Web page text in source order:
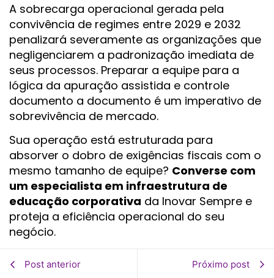
A sobrecarga operacional gerada pela
convivência de regimes entre 2029 e 2032
penalizará severamente as organizações que
negligenciarem a padronização imediata de
seus processos. Preparar a equipe para a
lógica da apuração assistida e controle
documento a documento é um imperativo de
sobrevivência de mercado.
Sua operação está estruturada para
absorver o dobro de exigências fiscais com o
mesmo tamanho de equipe? Converse com
um especialista em infraestrutura de
educação corporativa da Inovar Sempre e
proteja a eficiência operacional do seu
negócio.
Post anterior Próximo post